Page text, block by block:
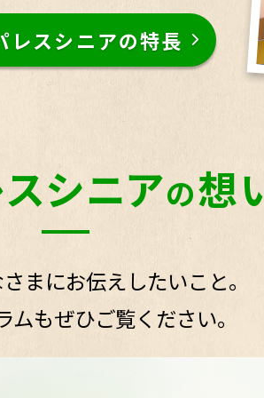
レスシニアの特長
シニアの想
まにお伝えしたいこと。
ムもぜひご覧ください。